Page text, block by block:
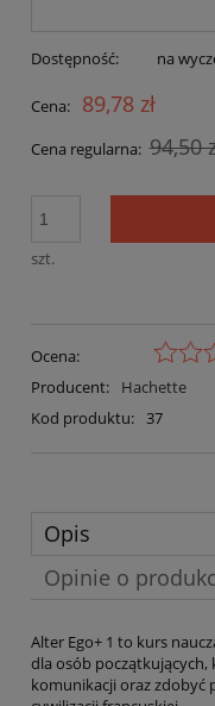
Dostępność: na
Cena: 89,78 zł
Cena regularna: 94,50
szt.
Ocena:
Producent:
Hachette
Kod produktu: 37
Opis
Opinie o
Alter Ego+ 1 to kurs
dla osób początkujących,
komunikacji oraz zdobyć